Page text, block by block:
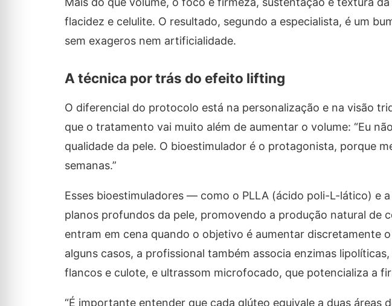
flacidez e celulite. O resultado, segundo a especialista, é um
sem exageros nem artificialidade.
A técnica por trás do efeito lifting
O diferencial do protocolo está na personalização e na visão
que o tratamento vai muito além de aumentar o volume: “Eu
qualidade da pele. O bioestimulador é o protagonista, porque
semanas.”
Esses bioestimuladores — como o PLLA (ácido poli-L-lático) e
planos profundos da pele, promovendo a produção natural de
entram em cena quando o objetivo é aumentar discretamente
alguns casos, a profissional também associa enzimas
flancos e culote, e ultrassom microfocado, que potencializa a
“É importante entender que cada glúteo equivale a duas áreas